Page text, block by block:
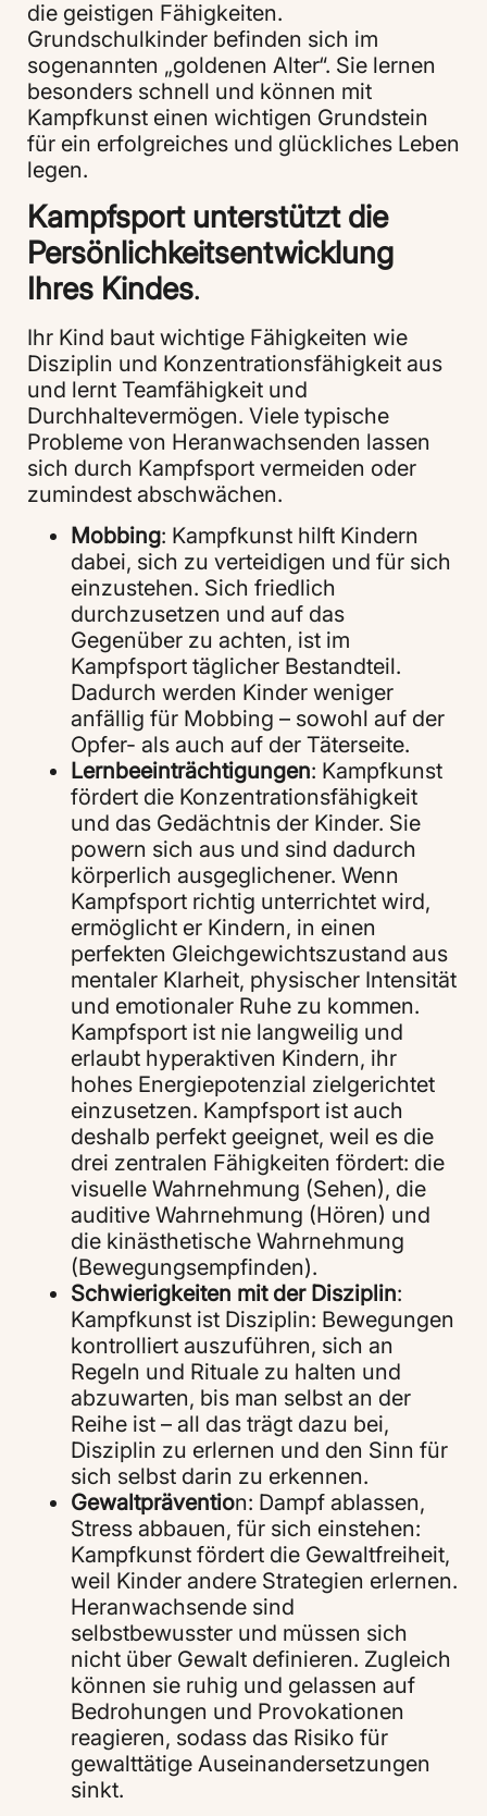
die geistigen Fähigkeiten.
Grundschulkinder befinden sich im
sogenannten „goldenen Alter“. Sie lernen
besonders schnell und können mit
Kampfkunst einen wichtigen Grundstein
für ein erfolgreiches und glückliches Leben
legen.
Kampfsport unterstützt die
Persönlichkeitsentwicklung
Ihres Kindes.
Ihr Kind baut wichtige Fähigkeiten wie
Disziplin und Konzentrationsfähigkeit aus
und lernt Teamfähigkeit und
Durchhaltevermögen. Viele typische
Probleme von Heranwachsenden lassen
sich durch Kampfsport vermeiden oder
zumindest abschwächen.
Mobbing: Kampfkunst hilft Kindern
dabei, sich zu verteidigen und für sich
einzustehen. Sich friedlich
durchzusetzen und auf das
Gegenüber zu achten, ist im
Kampfsport täglicher Bestandteil.
Dadurch werden Kinder weniger
anfällig für Mobbing – sowohl auf der
Opfer- als auch auf der Täterseite.
Lernbeeinträchtigungen: Kampfkunst
fördert die Konzentrationsfähigkeit
und das Gedächtnis der Kinder. Sie
powern sich aus und sind dadurch
körperlich ausgeglichener. Wenn
Kampfsport richtig unterrichtet wird,
ermöglicht er Kindern, in einen
perfekten Gleichgewichtszustand aus
mentaler Klarheit, physischer Intensität
und emotionaler Ruhe zu kommen.
Kampfsport ist nie langweilig und
erlaubt hyperaktiven Kindern, ihr
hohes Energiepotenzial zielgerichtet
einzusetzen. Kampfsport ist auch
deshalb perfekt geeignet, weil es die
drei zentralen Fähigkeiten fördert: die
visuelle Wahrnehmung (Sehen), die
auditive Wahrnehmung (Hören) und
die kinästhetische Wahrnehmung
(Bewegungsempfinden).
Schwierigkeiten mit der Disziplin:
Kampfkunst ist Disziplin: Bewegungen
kontrolliert auszuführen, sich an
Regeln und Rituale zu halten und
abzuwarten, bis man selbst an der
Reihe ist – all das trägt dazu bei,
Disziplin zu erlernen und den Sinn für
sich selbst darin zu erkennen.
Gewaltprävention: Dampf ablassen,
Stress abbauen, für sich einstehen:
Kampfkunst fördert die Gewaltfreiheit,
weil Kinder andere Strategien erlernen.
Heranwachsende sind
selbstbewusster und müssen sich
nicht über Gewalt definieren. Zugleich
können sie ruhig und gelassen auf
Bedrohungen und Provokationen
reagieren, sodass das Risiko für
gewalttätige Auseinandersetzungen
sinkt.